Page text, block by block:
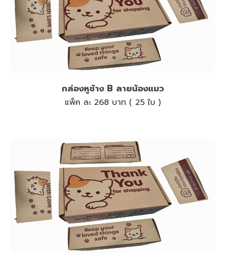
กล่องหูช้าง B ลายน้องแมว
แพ็ค ละ 268 บาท ( 25 ใบ )